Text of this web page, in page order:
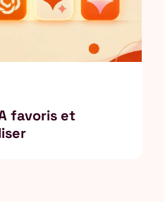
favoris et